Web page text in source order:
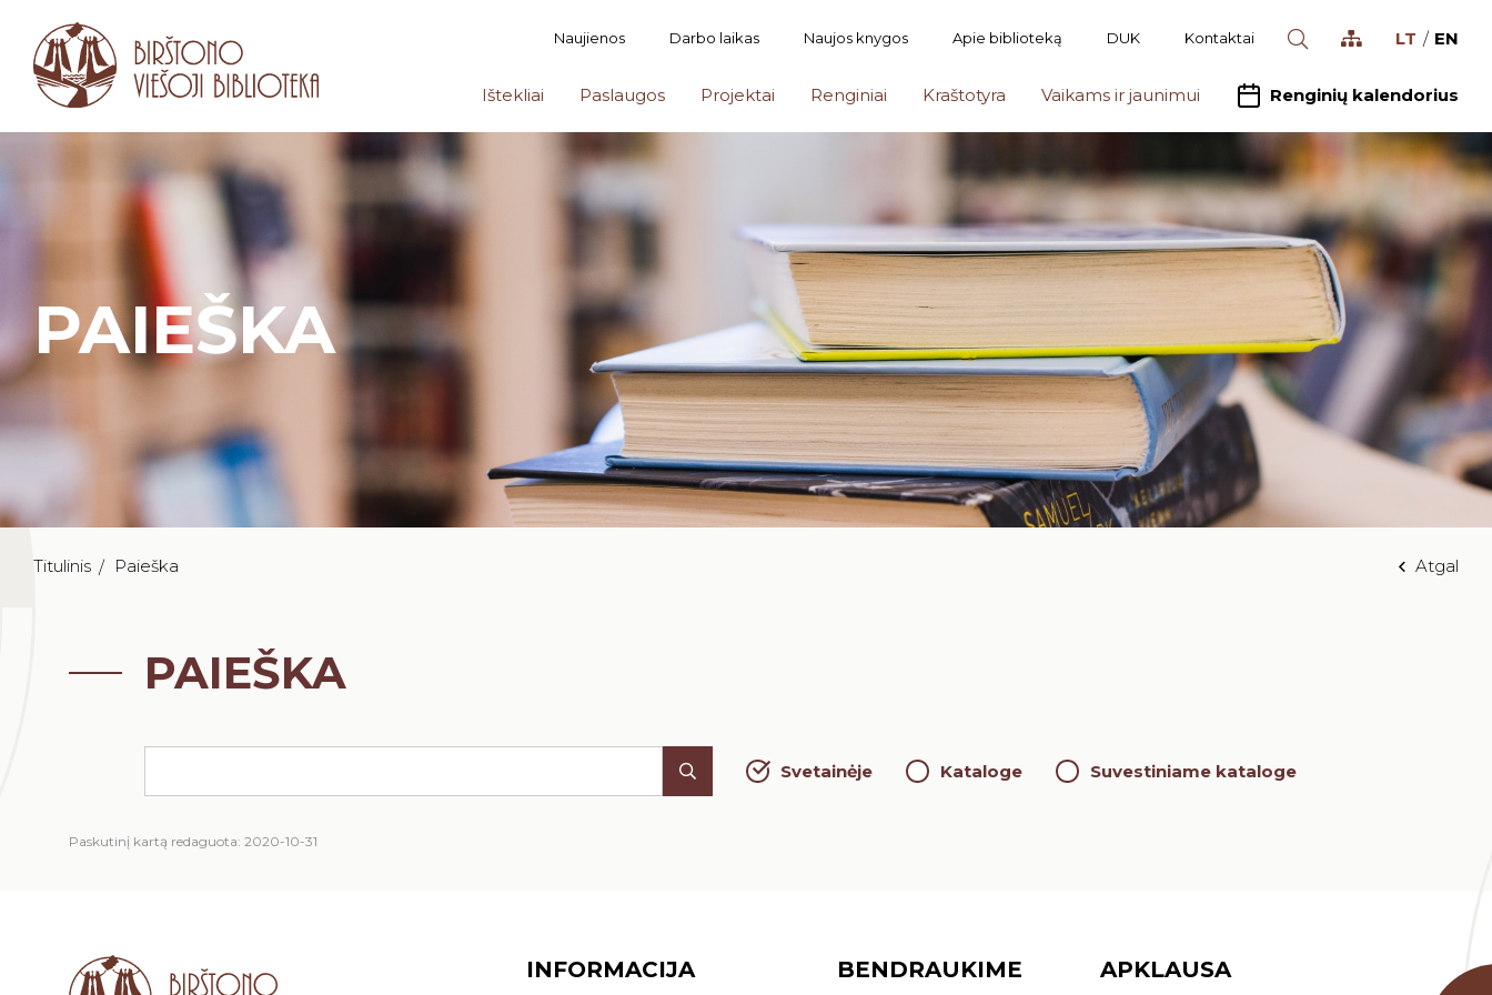
Naujienos Darbo laikas Naujos knygos Apie biblioteką DUK Kontaktai LT EN
Ištekliai Paslaugos Projektai Renginiai Kraštotyra Vaikams ir jaunimui Renginių kalendorius
PAIEŠKA
Titulinis Paieška Atgal
PAIEŠKA
Svetainėje Kataloge Suvestiniame kataloge
Paskutinį kartą redaguota: 2020-10-31
INFORMACIJA BENDRAUKIME APKLAUSA